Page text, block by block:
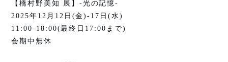
【橋村野美知 展】 -光の記憶-
2025年 12 月 12 日 (金)-17 日 (水)
11:00-18:00(最終日 17:00 まで)
会期中無休